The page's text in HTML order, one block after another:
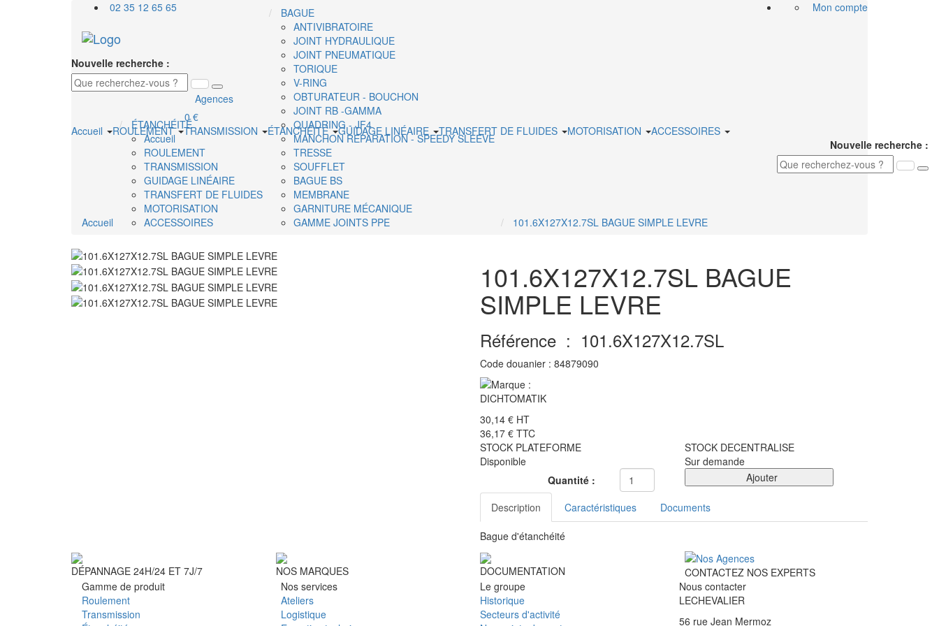
02 35 12 65 65 Mon compte
Nouvelle recherche :
Agences
0 €
Accueil
ROULEMENT TRANSMISSION ÉTANCHÉITÉ GUIDAGE LINÉAIRE TRANSFERT DE FLUIDES MOTORISATION
ACCESSOIRES
Nouvelle recherche :
Accueil
ÉTANCHÉITÉ
Accueil
ROULEMENT
TRANSMISSION
GUIDAGE LINÉAIRE
TRANSFERT DE FLUIDES
MOTORISATION
ACCESSOIRES
BAGUE
ANTIVIBRATOIRE
JOINT HYDRAULIQUE
JOINT PNEUMATIQUE
TORIQUE
V-RING
OBTURATEUR - BOUCHON
JOINT RB -GAMMA
QUADRING - JF4
MANCHON REPARATION - SPEEDY SLEEVE
TRESSE
SOUFFLET
BAGUE BS
MEMBRANE
GARNITURE MÉCANIQUE
GAMME JOINTS PPE
101.6X127X12.7SL BAGUE SIMPLE LEVRE
101.6X127X12.7SL BAGUE
SIMPLE LEVRE
Référence : 101.6X127X12.7SL
Code douanier : 84879090
30,14 € HT
36,17 € TTC
STOCK PLATEFORME
Disponible
STOCK DECENTRALISE
Sur demande
Quantité :
Ajouter
Description Caractéristiques Documents
Bague d'étanchéité
DÉPANNAGE 24H/24 ET 7J/7 NOS MARQUES DOCUMENTATION
CONTACTEZ NOS EXPERTS
Gamme de produit
Roulement
Transmission
Nos services
Ateliers
Logistique
Le groupe
Historique
Secteurs d'activité
Nous contacter
LECHEVALIER
56 rue Jean Mermoz